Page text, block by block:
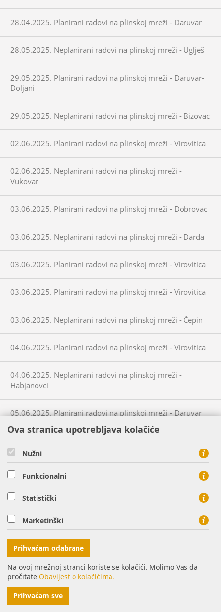
28.04.2025. Planirani radovi na plinskoj mreži - Daruvar
28.05.2025. Neplanirani radovi na plinskoj mreži - Uglješ
29.05.2025. Planirani radovi na plinskoj mreži - Daruvar-
Doljani
29.05.2025. Neplanirani radovi na plinskoj mreži - Bizovac
02.06.2025. Planirani radovi na plinskoj mreži - Virovitica
02.06.2025. Neplanirani radovi na plinskoj mreži -
Vukovar
03.06.2025. Planirani radovi na plinskoj mreži - Dobrovac
03.06.2025. Neplanirani radovi na plinskoj mreži - Darda
03.06.2025. Planirani radovi na plinskoj mreži - Virovitica
03.06.2025. Planirani radovi na plinskoj mreži - Virovitica
03.06.2025. Neplanirani radovi na plinskoj mreži - Čepin
04.06.2025. Planirani radovi na plinskoj mreži - Virovitica
04.06.2025. Neplanirani radovi na plinskoj mreži -
Habjanovci
05.06.2025. Planirani radovi na plinskoj mreži - Daruvar
05.06.2025. Planirani radovi na plinskoj mreži - Virovitica
05.06.2025. Planirani radovi na plinskoj mreži - Virovitica
05.06.2025. Neplanirani radovi na plinskoj mreži -
05.06.2025. Neplanirani radovi na plinskoj mreži -
Ordanja
06.06.2025. Planirani radovi na plinskoj mreži - Osijek
Ova stranica upotrebljava kolačiće
Nužni
Funkcionalni
Statistički
Marketinški
Prihvaćam odabrane
Na ovoj mrežnoj stranci koriste se kolačići. Molimo Vas da
pročitate Obavijest o kolačićima.
Prihvaćam sve